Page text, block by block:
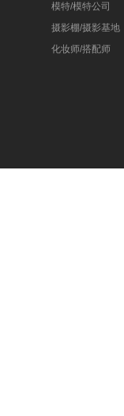
模特/模特公司
摄影棚/摄影基地
化妆师/搭配师